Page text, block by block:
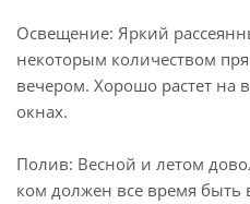
Освещение: Яркий
некоторым количеством
вечером. Хорошо растет на
окнах.
Полив: Весной и летом
ком должен все время